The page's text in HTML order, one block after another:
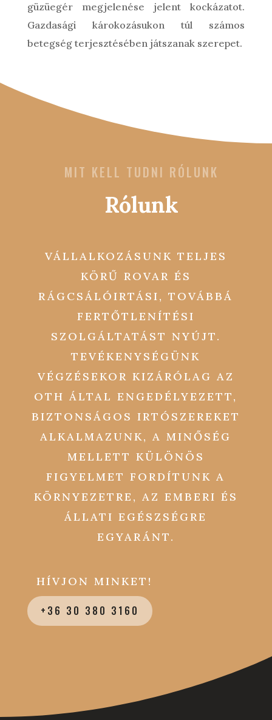
güzüegér megjelenése jelent kockázatot.
Gazdasági károkozásukon túl számos
betegség terjesztésében játszanak szerepet.
MIT KELL TUDNI RÓLUNK
Rólunk
VÁLLALKOZÁSUNK TELJES
KÖRŰ ROVAR ÉS
RÁGCSÁLÓIRTÁSI, TOVÁBBÁ
FERTŐTLENÍTÉSI
SZOLGÁLTATÁST NYÚJT.
TEVÉKENYSÉGÜNK
VÉGZÉSEKOR KIZÁRÓLAG AZ
OTH ÁLTAL ENGEDÉLYEZETT,
BIZTONSÁGOS IRTÓSZEREKET
ALKALMAZUNK, A MINŐSÉG
MELLETT KÜLÖNÖS
FIGYELMET FORDÍTUNK A
KÖRNYEZETRE, AZ EMBERI ÉS
ÁLLATI EGÉSZSÉGRE
EGYARÁNT.
HÍVJON MINKET!
+36 30 380 3160